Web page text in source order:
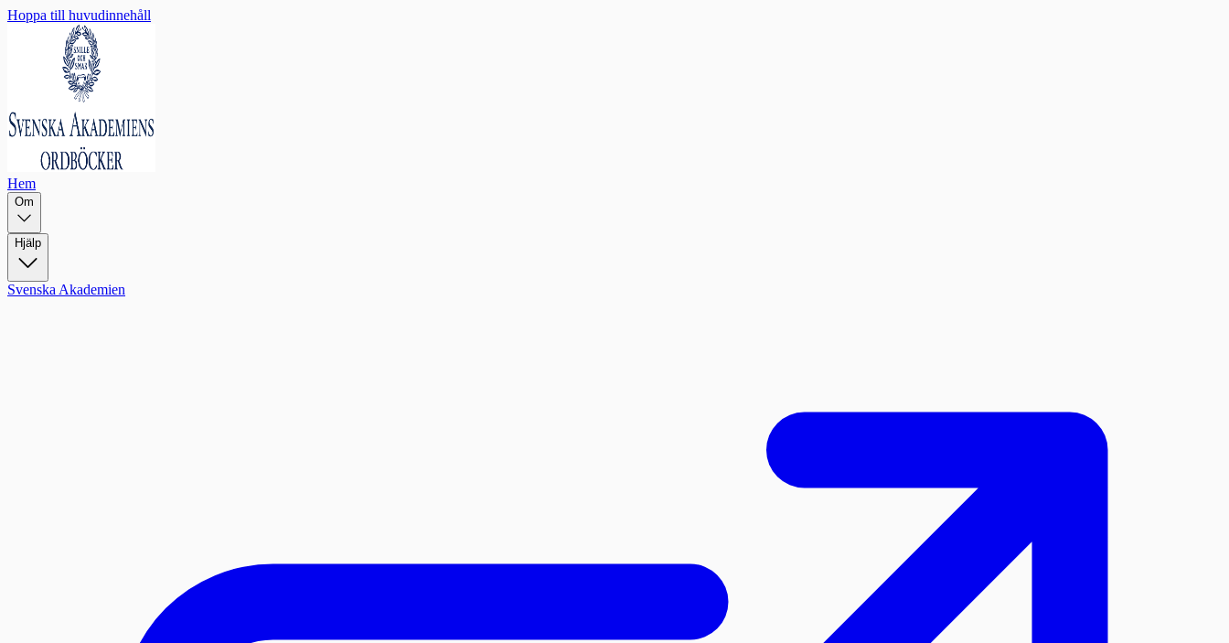
Hoppa till huvudinnehåll
Hem
Om
Hjälp
Svenska Akademien